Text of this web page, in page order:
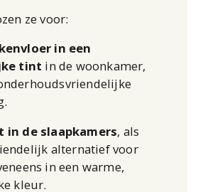
ze voor:
in een
tint in de woonkamer,
in de slaapkamers, als
alternatief voor
in een warme,
kleur.